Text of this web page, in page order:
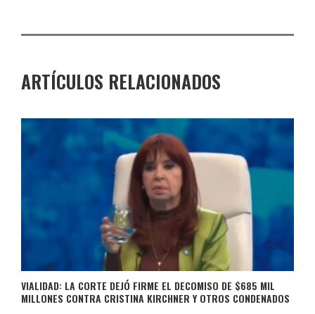
ARTÍCULOS RELACIONADOS
VIALIDAD: LA CORTE DEJÓ FIRME EL DECOMISO DE $685 MIL
MILLONES CONTRA CRISTINA KIRCHNER Y OTROS CONDENADOS